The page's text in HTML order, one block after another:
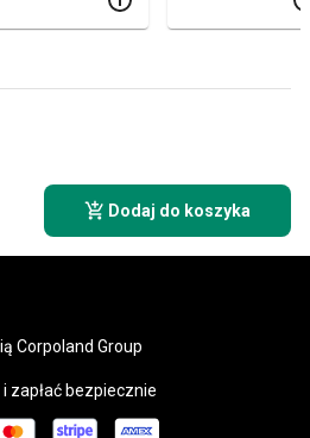
Dodaj do koszyka
Corpoland Group
zapłać bezpiecznie